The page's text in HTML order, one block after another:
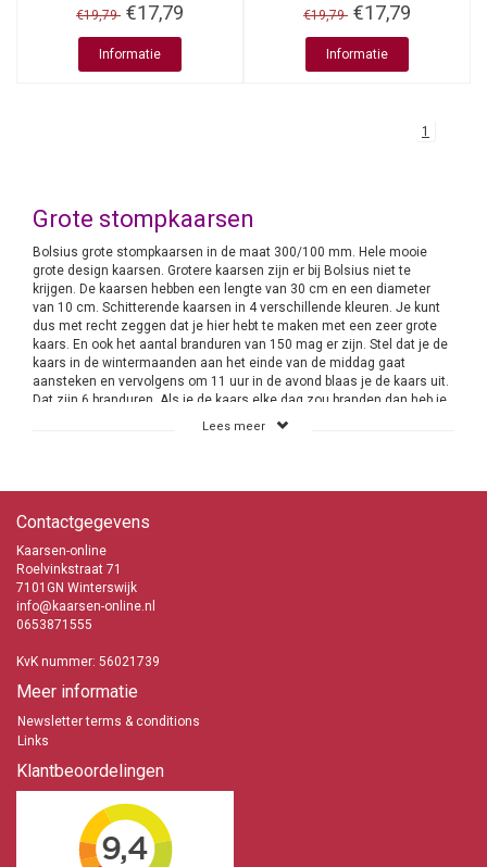
€19,79 €17,79
Informatie
€19,79 €17,79
Informatie
1
Grote stompkaarsen
Bolsius grote stompkaarsen in de maat 300/100 mm. Hele mooie
grote design kaarsen. Grotere kaarsen zijn er bij Bolsius niet te
krijgen. De kaarsen hebben een lengte van 30 cm en een diameter
van 10 cm. Schitterende kaarsen in 4 verschillende kleuren. Je kunt
dus met recht zeggen dat je hier hebt te maken met een zeer grote
kaars. En ook het aantal branduren van 150 mag er zijn. Stel dat je de
kaars in de wintermaanden aan het einde van de middag gaat
aansteken en vervolgens om 11 uur in de avond blaas je de kaars uit.
Dat zijn 6 branduren. Als je de kaars elke dag zou branden dan heb je
er minimaal 25 dagen lang plezier van. En ook nog eens de beste
Bolsius grote kaarsen
Bolsius kaarsen zijn absoluut de beste kaarsen. De kaarsen zijn
gemaakt van de beste grondstoffen zonder toevoeging van
chemische spullen of andere producten die niet duurzaam zijn. Aan
de lont (pit) is veel aandacht geschonken. Dat moet ook wel want een
juiste pit betekend dat de brandeigenschappen van de kaars omhoog
zullen gaan. Daarbij is de kwaliteit van de pit en de manier van weven
Bolsius grote stompkaarsen
In de kleuren wit, ivoor, rood en wijnrood
30 cm hoog en een diameter van 10 cm
Snelle levering
info@kaarsen-online.nl
0653871555
Lees meer
Contactgegevens
Kaarsen-online
Roelvinkstraat 71
7101GN Winterswijk
info@kaarsen-online.nl
0653871555
KvK nummer: 56021739
Meer informatie
Newsletter terms & conditions
Links
Klantbeoordelingen